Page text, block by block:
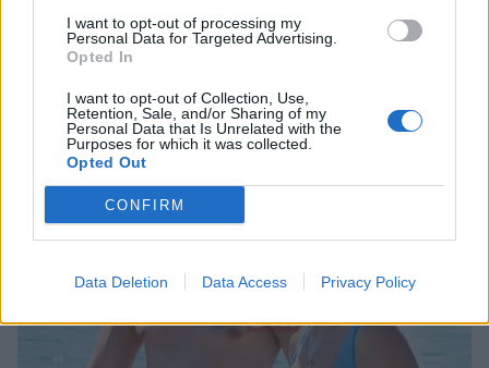
I want to opt-out of processing my
Personal Data for Targeted Advertising.
Opted In
I want to opt-out of Collection, Use,
Retention, Sale, and/or Sharing of my
Personal Data that Is Unrelated with the
Purposes for which it was collected.
Opted Out
CONFIRM
Data Deletion Data Access Privacy Policy